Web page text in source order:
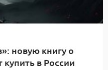
новую книгу о
в России